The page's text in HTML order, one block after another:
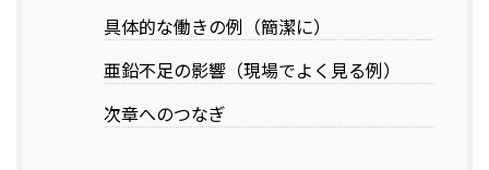
具体的な働きの例（簡潔に）
亜鉛不足の影響（現場でよく見る例）
次章へのつなぎ